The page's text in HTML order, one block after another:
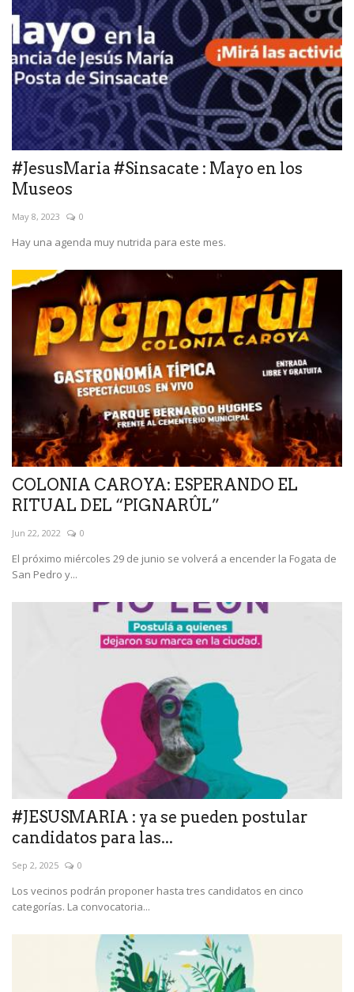
#JesusMaria #Sinsacate : Mayo en los
Museos
May 8, 2023 0
Hay una agenda muy nutrida para este mes.
COLONIA CAROYA: ESPERANDO EL
RITUAL DEL “PIGNARÛL”
Jun 22, 2022 0
El próximo miércoles 29 de junio se volverá a encender la Fogata de
San Pedro y...
#JESUSMARIA : ya se pueden postular
candidatos para las...
Sep 2, 2025 0
Los vecinos podrán proponer hasta tres candidatos en cinco
categorías. La convocatoria...